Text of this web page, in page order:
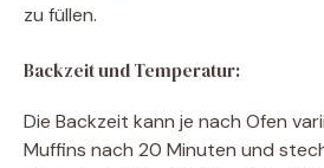
zu füllen.
Backzeit und Temperatur:
Die Backzeit kann je nach Ofen
Muffins nach 20 Minuten und